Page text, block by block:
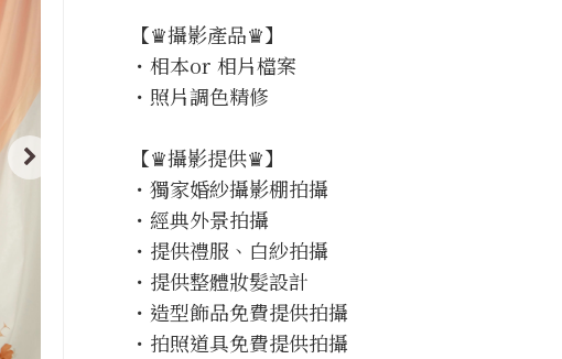
【♛攝影產品♛】
・相本or 相片檔案
・照片調色精修
【♛攝影提供♛】
・獨家婚紗攝影棚拍攝
・經典外景拍攝
・提供禮服、白紗拍攝
・提供整體妝髮設計
・造型飾品免費提供拍攝
・拍照道具免費提供拍攝